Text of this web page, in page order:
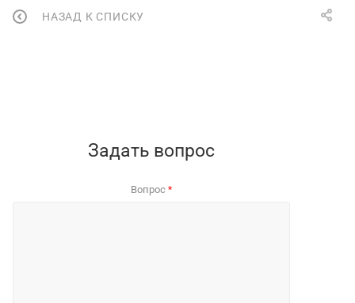
НАЗАД К СПИСКУ
Задать вопрос
Вопрос *